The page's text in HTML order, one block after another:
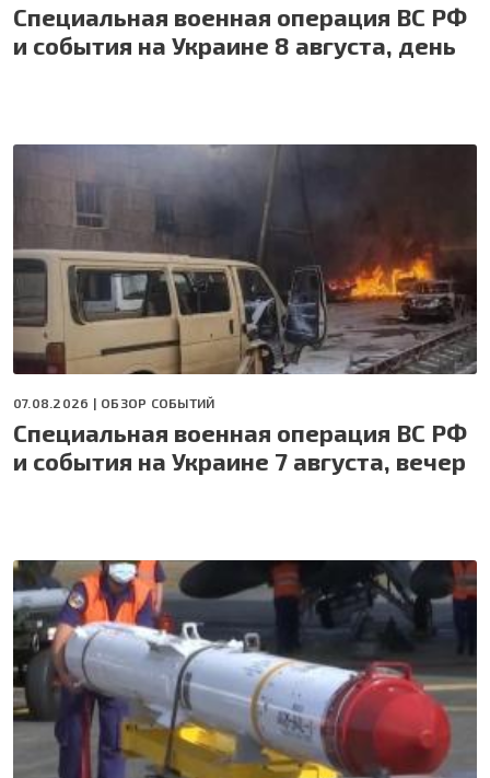
Специальная военная операция ВС РФ
и события на Украине 8 августа, день
07.08.2026 | ОБЗОР СОБЫТИЙ
Специальная военная операция ВС РФ
и события на Украине 7 августа, вечер